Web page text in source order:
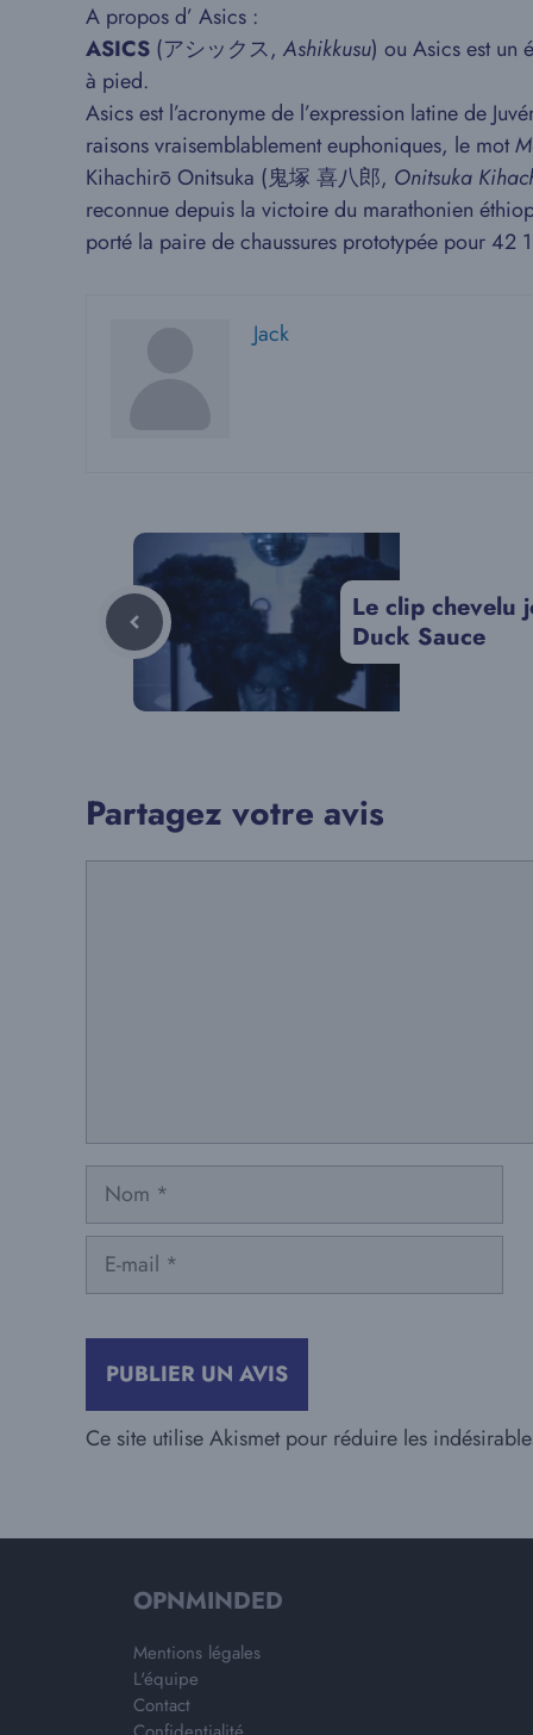
A propos d’ Asics :
ASICS (アシックス, Ashikkusu) ou Asics est un
à pied.
Asics est l’acronyme de l’expression latine de
raisons vraisemblablement euphoniques, le mot
Kihachirō Onitsuka (鬼塚 喜八郎, Onitsuka
reconnue depuis la victoire du marathonien
porté la paire de chaussures prototypée pour 42
Jack
Le clip chevelu
Duck Sauce
Partagez votre avis
Nom
mail
Ce site utilise Akismet pour réduire les
OPNMINDED
Mentions légales
L'équipe
Contact